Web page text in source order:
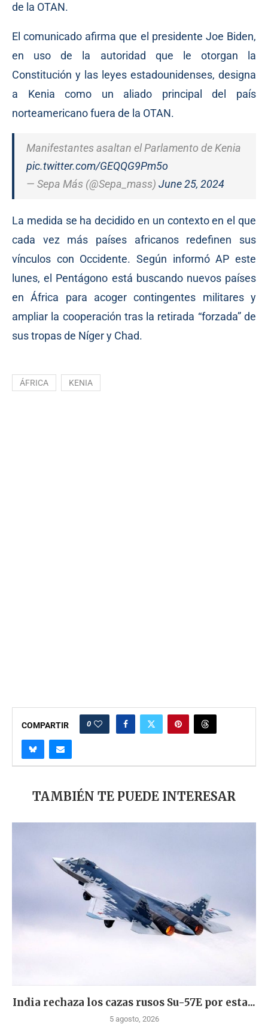
de la OTAN.
El comunicado afirma que el presidente Joe Biden,
en uso de la autoridad que le otorgan la
Constitución y las leyes estadounidenses, designa
a Kenia como un aliado principal del país
norteamericano fuera de la OTAN.
Manifestantes asaltan el Parlamento de Kenia
pic.twitter.com/GEQQG9Pm5o
— Sepa Más (@Sepa_mass) June 25, 2024
La medida se ha decidido en un contexto en el que
cada vez más países africanos redefinen sus
vínculos con Occidente. Según informó AP este
lunes, el Pentágono está buscando nuevos países
en África para acoger contingentes militares y
ampliar la cooperación tras la retirada “forzada” de
sus tropas de Níger y Chad.
ÁFRICA KENIA
COMPARTIR 0
TAMBIÉN TE PUEDE INTERESAR
India rechaza los cazas rusos Su-57E por esta...
5 agosto, 2026